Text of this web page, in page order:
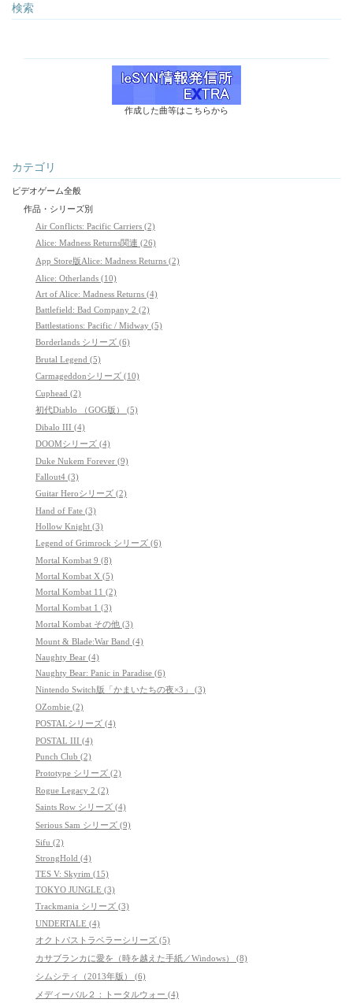
検索
作成した曲等はこちらから
カテゴリ
ビデオゲーム全般
作品・シリーズ別
Air Conflicts: Pacific Carriers (2)
Alice: Madness Returns関連 (26)
App Store版Alice: Madness Returns (2)
Alice: Otherlands (10)
Art of Alice: Madness Returns (4)
Battlefield: Bad Company 2 (2)
Battlestations: Pacific / Midway (5)
Borderlands シリーズ (6)
Brutal Legend (5)
Carmageddonシリーズ (10)
Cuphead (2)
初代Diablo （GOG版） (5)
Dibalo III (4)
DOOMシリーズ (4)
Duke Nukem Forever (9)
Fallout4 (3)
Guitar Heroシリーズ (2)
Hand of Fate (3)
Hollow Knight (3)
Legend of Grimrock シリーズ (6)
Mortal Kombat 9 (8)
Mortal Kombat X (5)
Mortal Kombat 11 (2)
Mortal Kombat 1 (3)
Mortal Kombat その他 (3)
Mount & Blade:War Band (4)
Naughty Bear (4)
Naughty Bear: Panic in Paradise (6)
Nintendo Switch版「かまいたちの夜×3」 (3)
OZombie (2)
POSTALシリーズ (4)
POSTAL III (4)
Punch Club (2)
Prototype シリーズ (2)
Rogue Legacy 2 (2)
Saints Row シリーズ (4)
Serious Sam シリーズ (9)
Sifu (2)
StrongHold (4)
TES V: Skyrim (15)
TOKYO JUNGLE (3)
Trackmania シリーズ (3)
UNDERTALE (4)
オクトパストラベラーシリーズ (5)
カサブランカに愛を（時を越えた手紙／Windows） (8)
シムシティ（2013年版） (6)
メディーバル２：トータルウォー (4)